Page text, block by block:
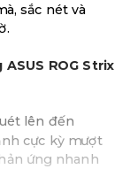
sắc nét và
ROG Strix
lên đến
cực kỳ mượt
ứng nhanh